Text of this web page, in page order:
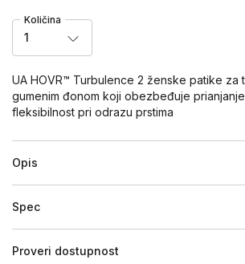
Količina
1
UA HOVR™ Turbulence 2 ženske patike za
gumenim đonom koji obezbeđuje
fleksibilnost pri odrazu prstima
Opis
Spec
Proveri dostupnost